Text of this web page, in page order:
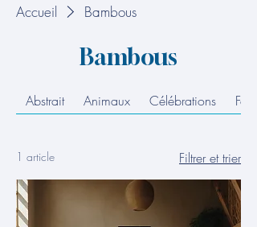
Accueil Bambous
Bambous
Abstrait Animaux Célébrations
1 article Filtrer et trier